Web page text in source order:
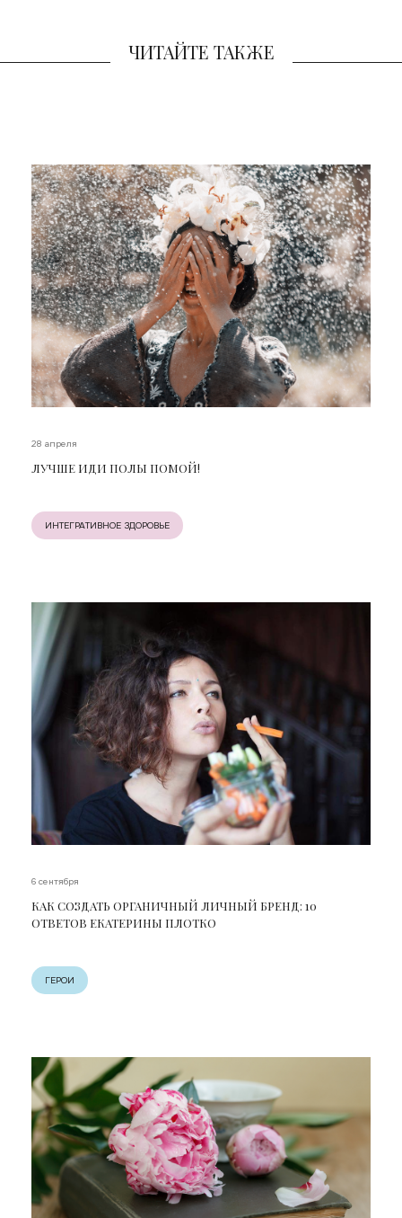
ЧИТАЙТЕ ТАКЖЕ
28 апреля
ЛУЧШЕ ИДИ ПОЛЫ ПОМОЙ!
ИНТЕГРАТИВНОЕ ЗДОРОВЬЕ
6 сентября
КАК СОЗДАТЬ ОРГАНИЧНЫЙ ЛИЧНЫЙ БРЕНД: 10
ОТВЕТОВ ЕКАТЕРИНЫ ПЛОТКО
ГЕРОИ